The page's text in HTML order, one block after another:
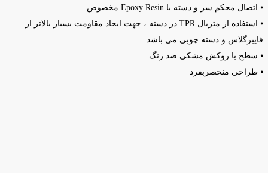
⦁ اتصال محکم سر و دسته با Epoxy Resin مخصوص
⦁ استفاده از متریال TPR در دسته ، جهت ایجاد مقاومت بسیار بالاتر از
فایبرگلاس و دسته چوبی می باشد
⦁ سطح با روکش مشکی ضد زنگ
⦁ طراحی منحصربفرد